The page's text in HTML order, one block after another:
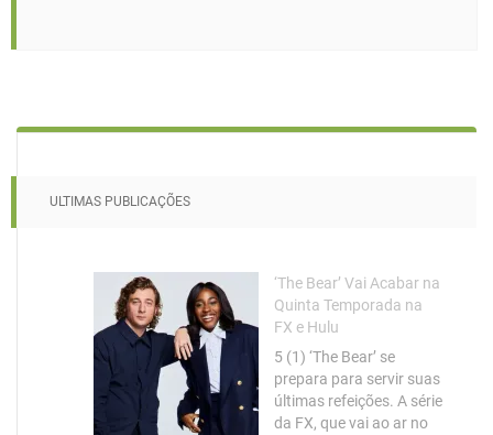
ULTIMAS PUBLICAÇÕES
‘The Bear’ Vai Acabar na
Quinta Temporada na
FX e Hulu
5 (1) ‘The Bear’ se
prepara para servir suas
últimas refeições. A série
da FX, que vai ao ar no